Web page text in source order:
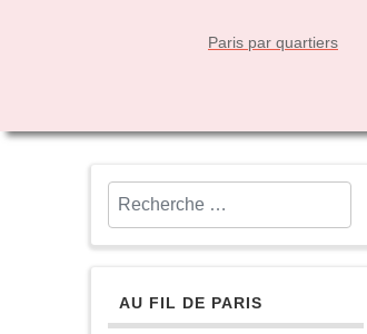
Paris par quartiers
Rechercher
AU FIL DE PARIS